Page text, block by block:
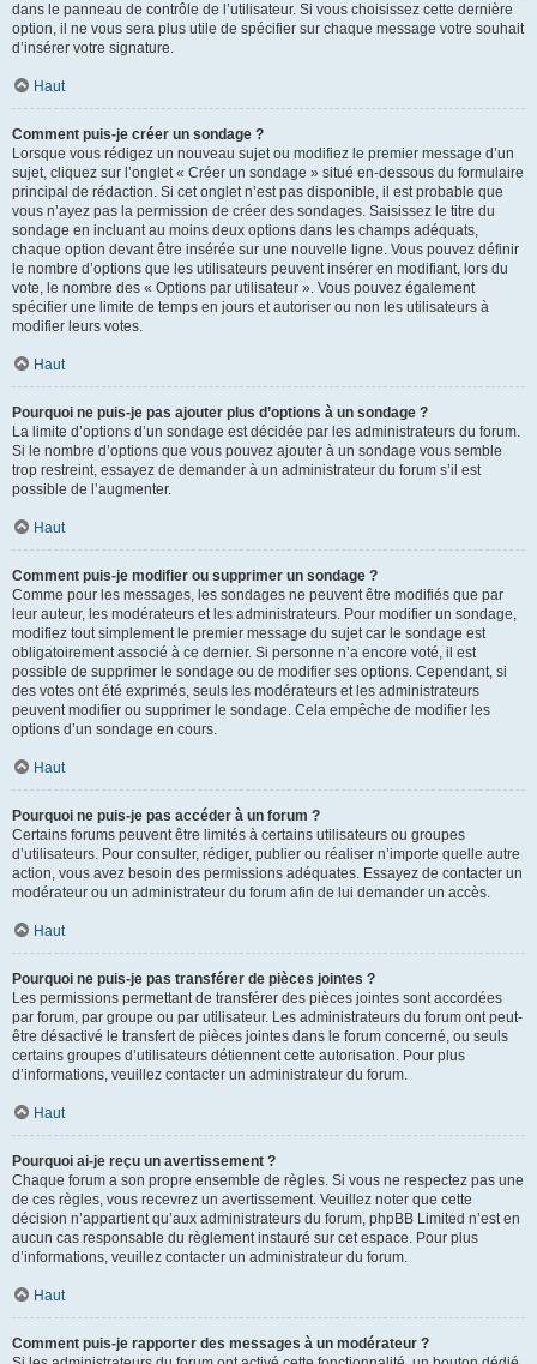
dans le panneau de contrôle de l’utilisateur. Si vous choisissez cette dernière
option, il ne vous sera plus utile de spécifier sur chaque message votre souhait
d’insérer votre signature.
Haut
Comment puis-je créer un sondage ?
Lorsque vous rédigez un nouveau sujet ou modifiez le premier message d’un
sujet, cliquez sur l’onglet « Créer un sondage » situé en-dessous du formulaire
principal de rédaction. Si cet onglet n’est pas disponible, il est probable que
vous n’ayez pas la permission de créer des sondages. Saisissez le titre du
sondage en incluant au moins deux options dans les champs adéquats,
chaque option devant être insérée sur une nouvelle ligne. Vous pouvez définir
le nombre d’options que les utilisateurs peuvent insérer en modifiant, lors du
vote, le nombre des « Options par utilisateur ». Vous pouvez également
spécifier une limite de temps en jours et autoriser ou non les utilisateurs à
modifier leurs votes.
Haut
Pourquoi ne puis-je pas ajouter plus d’options à un sondage ?
La limite d’options d’un sondage est décidée par les administrateurs du forum.
Si le nombre d’options que vous pouvez ajouter à un sondage vous semble
trop restreint, essayez de demander à un administrateur du forum s’il est
possible de l’augmenter.
Haut
Comment puis-je modifier ou supprimer un sondage ?
Comme pour les messages, les sondages ne peuvent être modifiés que par
leur auteur, les modérateurs et les administrateurs. Pour modifier un sondage,
modifiez tout simplement le premier message du sujet car le sondage est
obligatoirement associé à ce dernier. Si personne n’a encore voté, il est
possible de supprimer le sondage ou de modifier ses options. Cependant, si
des votes ont été exprimés, seuls les modérateurs et les administrateurs
peuvent modifier ou supprimer le sondage. Cela empêche de modifier les
options d’un sondage en cours.
Haut
Pourquoi ne puis-je pas accéder à un forum ?
Certains forums peuvent être limités à certains utilisateurs ou groupes
d’utilisateurs. Pour consulter, rédiger, publier ou réaliser n’importe quelle autre
action, vous avez besoin des permissions adéquates. Essayez de contacter un
modérateur ou un administrateur du forum afin de lui demander un accès.
Haut
Pourquoi ne puis-je pas transférer de pièces jointes ?
Les permissions permettant de transférer des pièces jointes sont accordées
par forum, par groupe ou par utilisateur. Les administrateurs du forum ont peut-
être désactivé le transfert de pièces jointes dans le forum concerné, ou seuls
certains groupes d’utilisateurs détiennent cette autorisation. Pour plus
d’informations, veuillez contacter un administrateur du forum.
Haut
Pourquoi ai-je reçu un avertissement ?
Chaque forum a son propre ensemble de règles. Si vous ne respectez pas une
de ces règles, vous recevrez un avertissement. Veuillez noter que cette
décision n’appartient qu’aux administrateurs du forum, phpBB Limited n’est en
aucun cas responsable du règlement instauré sur cet espace. Pour plus
d’informations, veuillez contacter un administrateur du forum.
Haut
Comment puis-je rapporter des messages à un modérateur ?